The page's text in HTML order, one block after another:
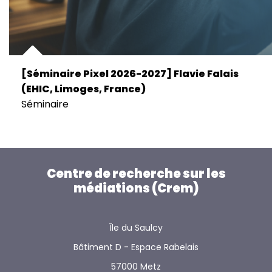
[Séminaire Pixel 2026-2027] Flavie Falais
(EHIC, Limoges, France)
Séminaire
Centre de recherche sur les
médiations (Crem)
Île du Saulcy
Bâtiment D - Espace Rabelais
57000 Metz